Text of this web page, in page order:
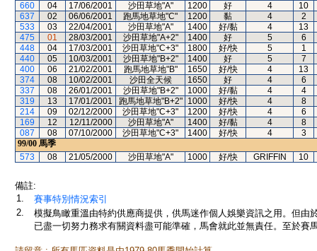
660
04 17/06/2001 沙田草地"A" 1200 好 4
10
637
02 06/06/2001 跑馬地草地"C" 1200 黏 4
2
533
03 22/04/2001 沙田草地"A" 1400 好/黏 4
13
475
01 28/03/2001 沙田草地"A+2" 1400 好 5
6
448
04 17/03/2001 沙田草地"C+3" 1800 好/快 5
1
440
05 10/03/2001 沙田草地"B+2" 1400 好 5
7
400
06 21/02/2001 跑馬地草地"B" 1650 好/快 4
13
374
08 10/02/2001 沙田全天候 1650 好 4
6
337
08 26/01/2001 沙田草地"B+2" 1000 好/黏 4
4
319
13 17/01/2001 跑馬地草地"B+2" 1000 好/快 4
8
214
09 02/12/2000 沙田草地"C+3" 1200 好/快 4
6
169
12 12/11/2000 沙田草地"A" 1400 好/黏 4
8
087
08 07/10/2000 沙田草地"C+3" 1400 好/快 4
3
99/00 馬季
573
08 21/05/2000 沙田草地"A" 1000 好/快 GRIFFIN 10
備註:
1.
賽事特別情況索引
2.
模擬鳥瞰重溫由特約供應商提供，供馬迷作個人娛樂資訊之用。但
已盡一切努力務求有關資料盡可能準確，馬會就此並無責任。至於賽